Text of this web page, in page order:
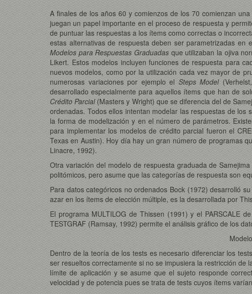
A finales de los años 60 y comienzos de los 70 comienzan
juegan un papel importante en el proceso de respuesta y
de puntuar las respuestas a los ítems como correctas o
estas alternativas de respuesta deben ser parametrizadas
Modelos para Respuestas Graduadasque utilizaban la ojiva
Likert. Estos modelos incluyen funciones de respuesta para
nuevos modelos, como por la utilización cada vez mayor de
numerosas variaciones por ejemplo el Steps Model
desarrollado especialmente para aquellos ítems que han de
Crédito Parcial(Masters y Wright) que se diferencia del de
ordenadas. Todos ellos intentan modelar las respuestas de
la forma de modelización y en el número de parámetros.
para implementar los modelos de crédito parcial fueron el
Texas en Austin). Hoy día hay un gran número de programas
Linacre, 1992).
Otra variación del modelo de respuesta graduada de
politómicos, pero asume que las categorías de respuesta son
Para datos categóricos no ordenados Bock (1972) desarrolló
azar en los ítems de elección múltiple, es la desarrollada por
El programa MULTILOG de Thissen (1991) y el PARSCALE
TESTGRAF (Ramsay, 1992) permite el análisis gráfico de los
Dentro de la teoría de los tests es necesario diferenciar los
ser resueltos correctamente si no se impusiera la restricción
límite de aplicación y se asume que el sujeto responde
velocidad y de potencia pues se trata de tests cuyos ítems